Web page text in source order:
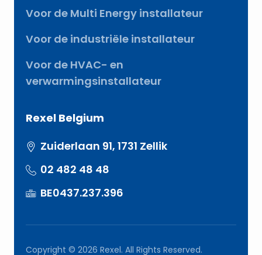
Voor de Multi Energy installateur
Voor de industriële installateur
Voor de HVAC- en
verwarmingsinstallateur
Rexel Belgium
Zuiderlaan 91, 1731 Zellik
02 482 48 48
BE0437.237.396
Copyright © 2026 Rexel. All Rights Reserved.